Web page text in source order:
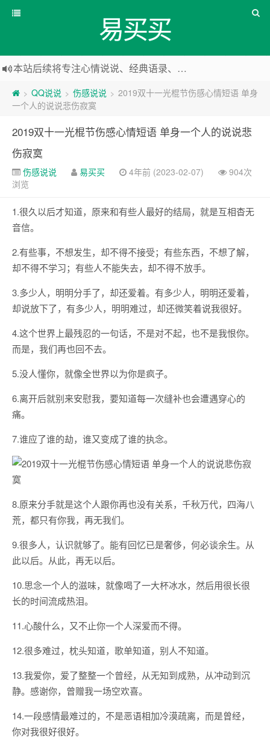
易买买
本站后续将专注心情说说、经典语录、心情随笔等
本站改版，下架友情链接
> QQ说说 > 伤感说说 > 2019双十一光棍节伤感心情短语 单身
一个人的说说悲伤寂寞
2019双十一光棍节伤感心情短语 单身一个人的说说悲
伤寂寞
伤感说说 易买买 4年前 (2023-02-07)
904次
浏览
1.很久以后才知道，原来和有些人最好的结局，就是互相杳无
音信。
2.有些事，不想发生，却不得不接受；有些东西，不想了解，
却不得不学习；有些人不能失去，却不得不放手。
3.多少人，明明分手了，却还爱着。有多少人，明明还爱着，
却说放下了，有多少人，明明难过，却还微笑着说我很好。
4.这个世界上最残忍的一句话，不是对不起，也不是我恨你。
而是，我们再也回不去。
5.没人懂你，就像全世界以为你是疯子。
6.离开后就别来安慰我，要知道每一次缝补也会遭遇穿心的
痛。
7.谁应了谁的劫，谁又变成了谁的执念。
8.原来分手就是这个人跟你再也没有关系，千秋万代，四海八
荒，都只有你我，再无我们。
9.很多人，认识就够了。能有回忆已是奢侈，何必谈余生。从
此以后。从此，再无以后。
10.思念一个人的滋味，就像喝了一大杯冰水，然后用很长很
长的时间流成热泪。
11.心酸什么，又不止你一个人深爱而不得。
12.很多难过，枕头知道，歌单知道，别人不知道。
13.我爱你，爱了整整一个曾经，从无知到成熟，从冲动到沉
静。感谢你，曾赠我一场空欢喜。
14.一段感情最难过的，不是恶语相加冷漠疏离，而是曾经，
你对我很好很好。